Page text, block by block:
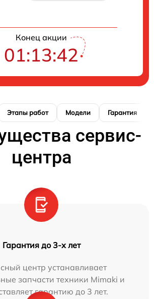
Конец акции
01:13:41
Этапы работ Модели Гарантия
сервис-
центра
Гарантия до 3-х лет
центр устанавливает
запчасти техники Mimaki и
гарантию до 3 лет.